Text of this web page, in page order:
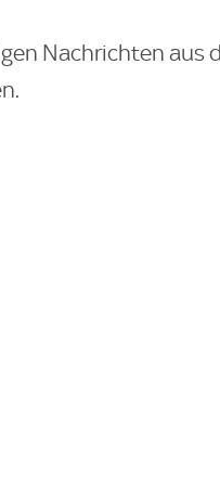
Nachrichten aus